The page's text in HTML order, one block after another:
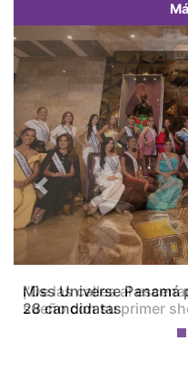
¡'De las calles al
sueño con su primer
Previous